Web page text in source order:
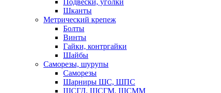
Шканты
Метрический крепеж
Болты
Винты
Гайки, контргайки
Шайбы
Саморезы, шурупы
Саморезы
Шарниры ШС, ШПС
ШСГД, ШСГМ, ШСММ